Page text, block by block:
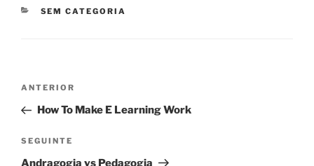
CATEGORIAS
SEM CATEGORIA
Navegação
artigos
Conteúdo
anterior
ANTERIOR
How To Make E Learning Work
Conteúdo
seguinte
SEGUINTE
Andragogia vs Pedagogia